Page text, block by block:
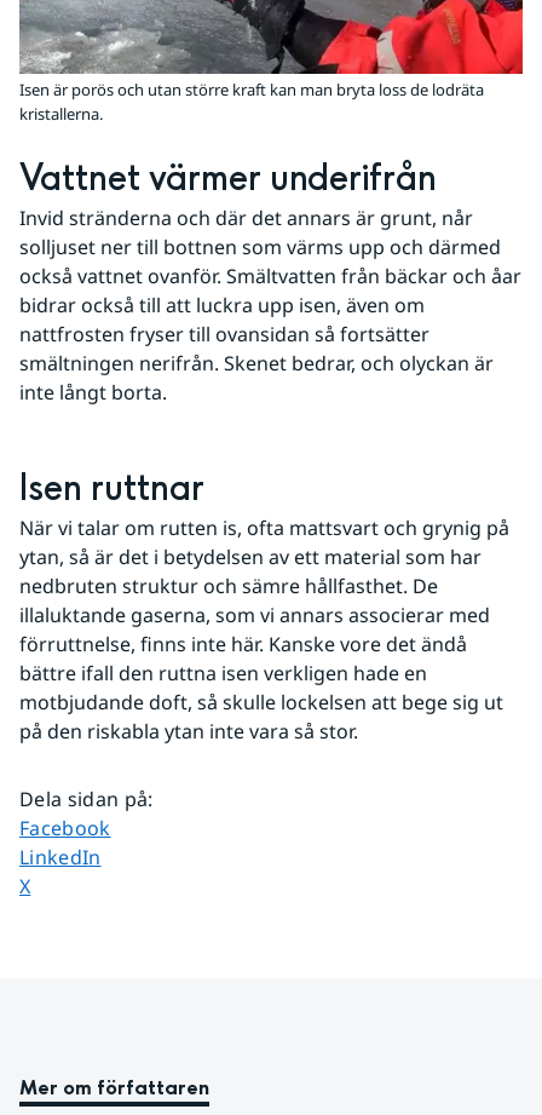
Isen är porös och utan större kraft kan man bryta loss de lodräta
kristallerna.
Vattnet värmer underifrån
Invid stränderna och där det annars är grunt, når
solljuset ner till bottnen som värms upp och därmed
också vattnet ovanför. Smältvatten från bäckar och åar
bidrar också till att luckra upp isen, även om
nattfrosten fryser till ovansidan så fortsätter
smältningen nerifrån. Skenet bedrar, och olyckan är
inte långt borta.
Isen ruttnar
När vi talar om rutten is, ofta mattsvart och grynig på
ytan, så är det i betydelsen av ett material som har
nedbruten struktur och sämre hållfasthet. De
illaluktande gaserna, som vi annars associerar med
förruttnelse, finns inte här. Kanske vore det ändå
bättre ifall den ruttna isen verkligen hade en
motbjudande doft, så skulle lockelsen att bege sig ut
på den riskabla ytan inte vara så stor.
Dela sidan på:
Dela sidan på
Facebook
Dela sidan på
LinkedIn
Dela sidan på
X
Mer om författaren